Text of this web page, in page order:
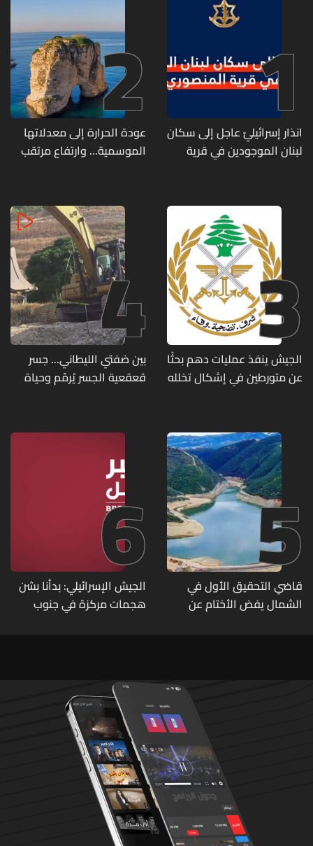
1
انذار إسرائيليّ عاجل إلى سكان
لبنان الموجودين في قرية
2
عودة الحرارة إلى معدلاتها
الموسمية... وارتفاع مرتقب
3
الجيش ينفذ عمليات دهم بحثًا
عن متورطين في إشكال تخلله
مزروعة بالماريجوانا
4
بين ضفتي الليطاني... جسر
قعقعية الجسر يُرمّم وحياة
5
قاضي التحقيق الأول في
الشمال يفض الأختام عن
6
الجيش الإسرائيلي: بدأنا بشن
هجمات مركزة في جنوب